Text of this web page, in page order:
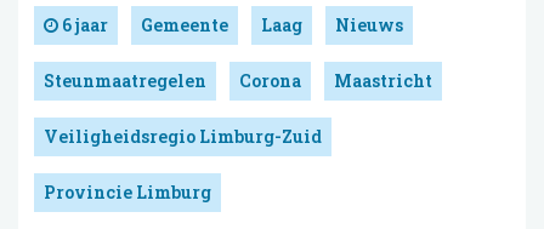
6 jaar Gemeente Laag Nieuws
Steunmaatregelen Corona Maastricht
Veiligheidsregio Limburg-Zuid
Provincie Limburg